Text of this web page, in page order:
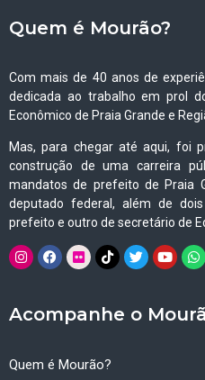
Quem é Mourão?
Com mais de 40 anos de
dedicada ao trabalho em prol
Econômico de Praia Grande e
Mas, para chegar até aqui, foi
construção de uma carreira
mandatos de prefeito de Praia
deputado federal, além de
prefeito e outro de secretário de
Acompanhe o
Quem é Mourão?